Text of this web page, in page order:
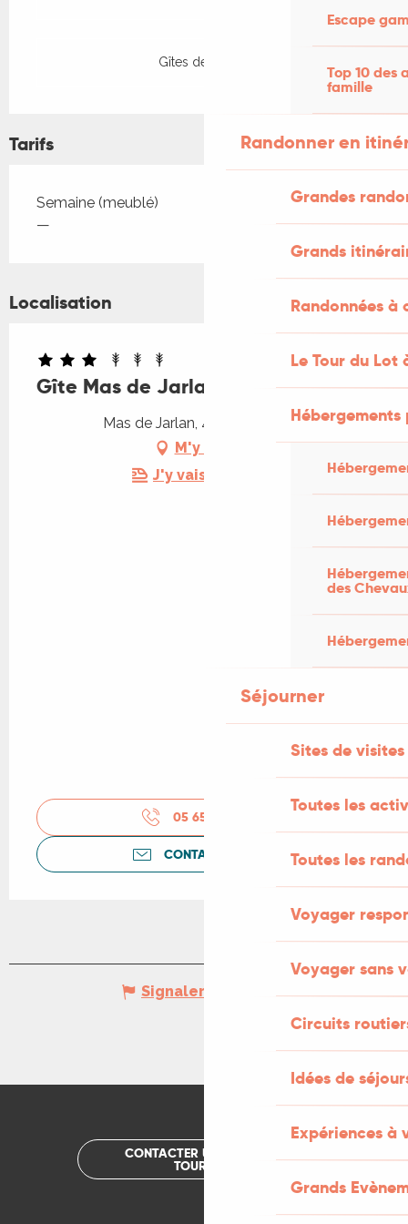
Escape
Top 10 des
famille
Randonner en
Grandes
Grands
Randonnées
Le Tour du Lot
des
Séjourner
Sites de visites
Toutes les
Toutes les
Voyager
Voyager sans
Circuits
Idées de
Expériences à
Grands
Gîtes de France
Tarifs
Tarifs 2026
Semaine (meublé)
—
Localisation
Gîte Mas de Jarlan
Mas de Jarlan, 46260 Vidaillac
M'y rendre
J'y vais en train !
05 65 29 43
CONTACTEZ-NOUS
Signaler une erreur
CONTACTER UN OFFICE DE
TOURISME